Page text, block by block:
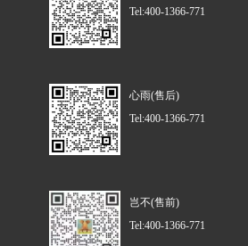
Tel:400-1366-771
心雨(售后)
Tel:400-1366-771
岂不(售前)
Tel:400-1366-771